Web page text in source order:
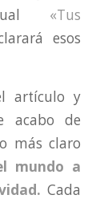
«Tus
esos
artículo y
acabo de
más claro
mundo a
Cada